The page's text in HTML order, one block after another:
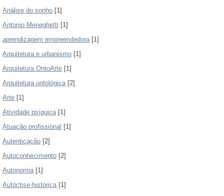
Análise do sonho [1]
Antonio Meneghetti [1]
aprendizagem empreendedora[1]
Arquitetura e urbanismo [1]
Arquitetura OntoArte [1]
Arquitetura ontológica[2]
Arte [1]
Atividade psíquica[1]
Atuação profissional [1]
Autenticação [2]
Autoconhecimento [2]
Autonomia[1]
Autóctise-histórica[1]